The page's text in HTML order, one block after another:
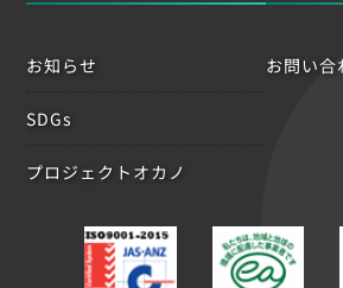
お知らせ
SDGs
プロジェクトオカノ
お問い合